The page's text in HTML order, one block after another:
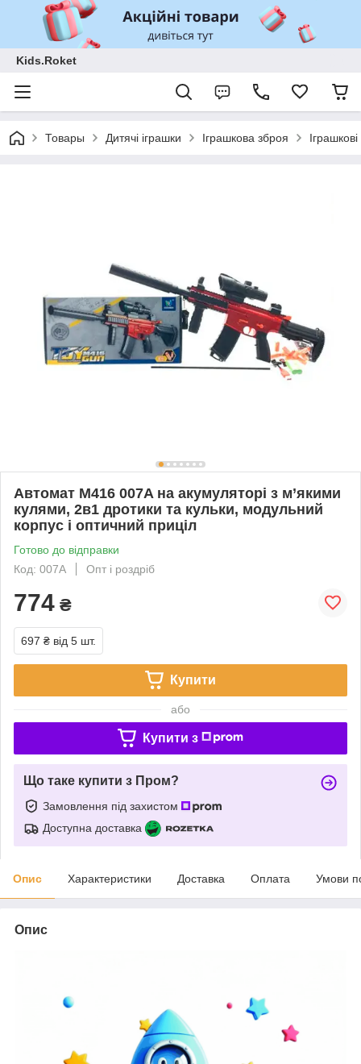
Kids.Roket
Товары Дитячі іграшки Іграшкова зброя
Автомат M416 007A на акумуляторі з м’якими
кулями, 2в1 дротики та кульки, модульний
корпус і оптичний приціл
Готово до відправки
Код: 007A
Опт і роздріб
774 ₴
697 ₴ від 5 шт.
Купити
або
Купити з
Що таке купити з Пром?
Замовлення під захистом
Доступна доставка
Опис Характеристики Доставка Оплата Умови
Опис